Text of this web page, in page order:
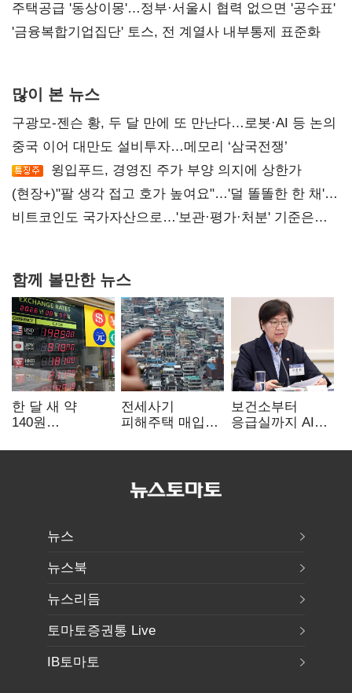
진실 밝혀야"
주택공급 '동상이몽'…정부·서울시 협력 없으면 '공수표'
'금융복합기업집단' 토스, 전 계열사 내부통제 표준화
많이 본 뉴스
구광모-젠슨 황, 두 달 만에 또 만난다…로봇·AI 등 논의
중국 이어 대만도 설비투자…메모리 ‘삼국전쟁’
윙입푸드, 경영진 주가 부양 의지에 상한가
(현장+)"팔 생각 접고 호가 높여요"…'덜 똘똘한 한 채'
20억 키맞추기
비트코인도 국가자산으로…'보관·평가·처분' 기준은
함께 볼만한 뉴스
한 달 새 약
140원
엔저'에 원화
전세사기
피해주택 매입
누적 피해자
보건소부터
응급실까지 AI
혁신 본격화
뉴스
뉴스북
뉴스리듬
토마토증권통 Live
IB토마토